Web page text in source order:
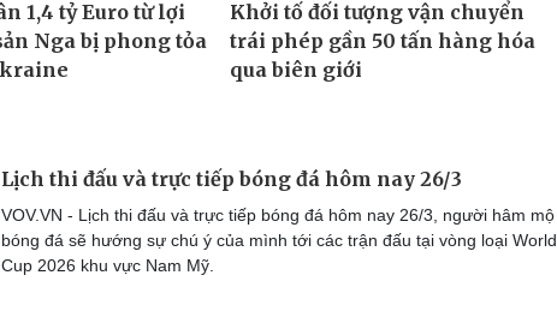
Lịch thi đấu và trực tiếp bóng đá hôm nay 26/3
VOV.VN - Lịch thi đấu và trực tiếp bóng đá hôm nay 26/3, người hâm mộ
bóng đá sẽ hướng sự chú ý của mình tới các trận đấu tại vòng loại World
Cup 2026 khu vực Nam Mỹ.